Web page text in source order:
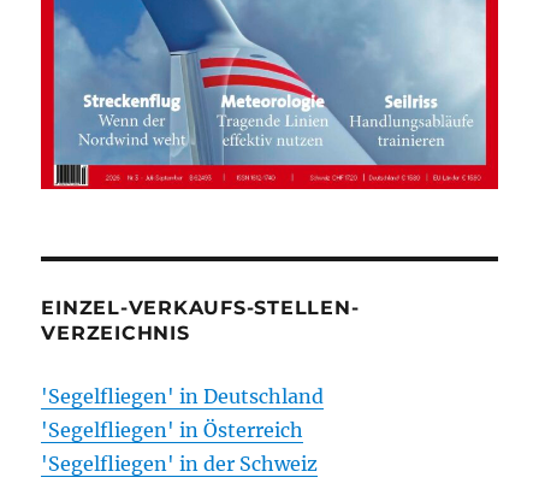
EINZEL-VERKAUFS-STELLEN-
VERZEICHNIS
'Segelfliegen' in Deutschland
'Segelfliegen' in Österreich
'Segelfliegen' in der Schweiz